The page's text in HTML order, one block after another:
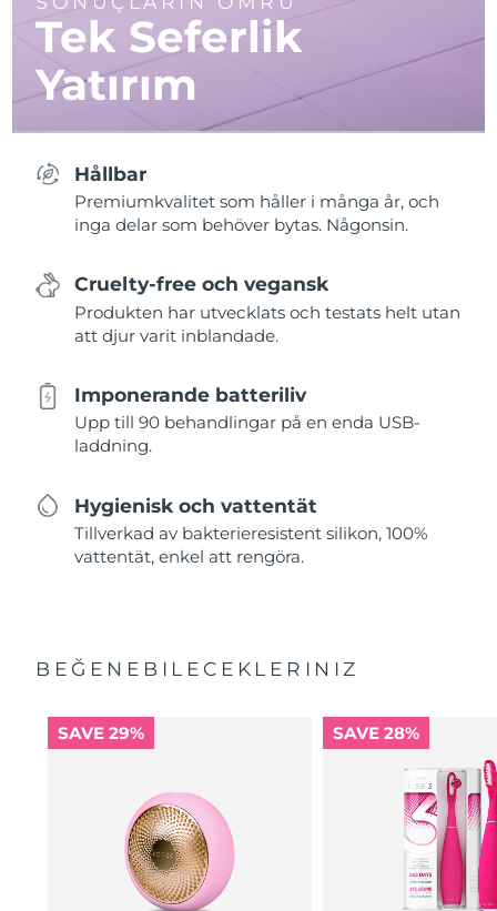
Tek Seferlik
Yatırım
Hållbar
Premiumkvalitet som håller i många år, och
inga delar som behöver bytas. Någonsin.
Cruelty-free och vegansk
Produkten har utvecklats och testats helt utan
att djur varit inblandade.
Imponerande batteriliv
Upp till 90 behandlingar på en enda USB-
laddning.
Hygienisk och vattentät
Tillverkad av bakterieresistent silikon, 100%
vattentät, enkel att rengöra.
BEĞENEBILECEKLERINIZ
SAVE 29% SAVE 28%